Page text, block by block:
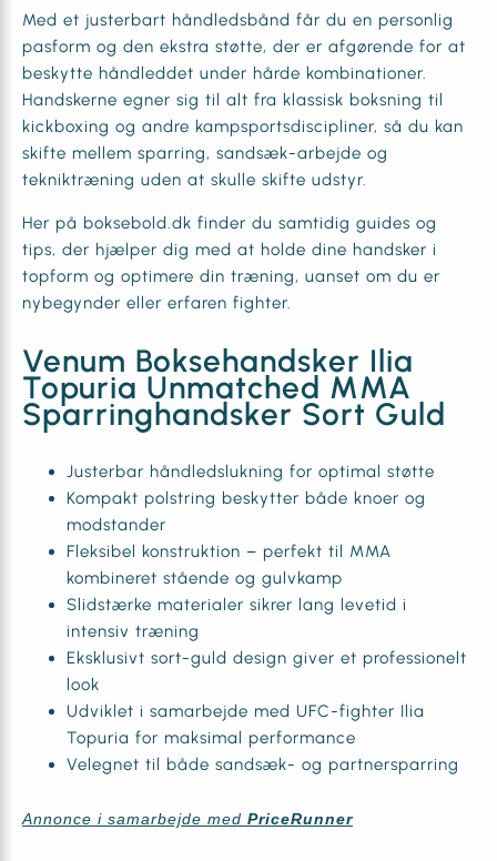
Med et justerbart håndledsbånd får du en personlig
pasform og den ekstra støtte, der er afgørende for at
beskytte håndleddet under hårde kombinationer.
Handskerne egner sig til alt fra klassisk boksning til
kickboxing og andre kampsportsdiscipliner, så du kan
skifte mellem sparring, sandsæk-arbejde og
tekniktræning uden at skulle skifte udstyr.
Her på boksebold.dk finder du samtidig guides og
tips, der hjælper dig med at holde dine handsker i
topform og optimere din træning, uanset om du er
nybegynder eller erfaren fighter.
Venum Boksehandsker Ilia
Topuria Unmatched MMA
Sparringhandsker Sort Guld
Justerbar håndledslukning for optimal støtte
Kompakt polstring beskytter både knoer og
modstander
Fleksibel konstruktion – perfekt til MMA
kombineret stående og gulvkamp
Slidstærke materialer sikrer lang levetid i
intensiv træning
Eksklusivt sort-guld design giver et professionelt
look
Udviklet i samarbejde med UFC-fighter Ilia
Topuria for maksimal performance
Velegnet til både sandsæk- og partnersparring
Annonce i samarbejde med PriceRunner